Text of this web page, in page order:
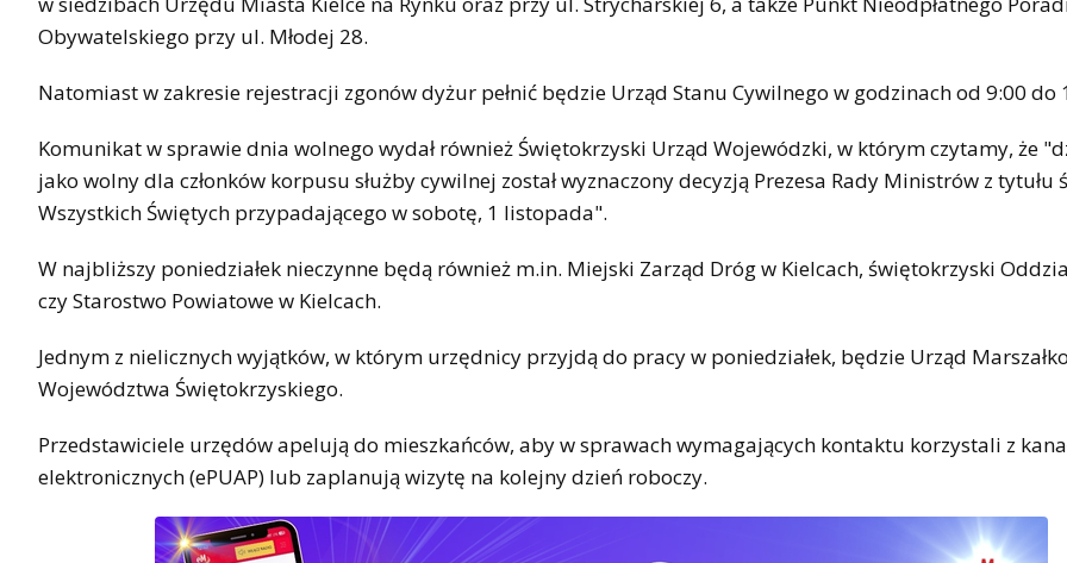
Obywatelskiego przy ul. Młodej 28.
Natomiast w zakresie rejestracji zgonów dyżur pełnić będzie Urząd Stanu Cywilnego w godzinach od 9:00 do
Komunikat w sprawie dnia wolnego wydał również Świętokrzyski Urząd Wojewódzki, w którym czytamy, że
jako wolny dla członków korpusu służby cywilnej został wyznaczony decyzją Prezesa Rady Ministrów z tytułu
Wszystkich Świętych przypadającego w sobotę, 1 listopada".
W najbliższy poniedziałek nieczynne będą również m.in. Miejski Zarząd Dróg w Kielcach, świętokrzyski
czy Starostwo Powiatowe w Kielcach.
Jednym z nielicznych wyjątków, w którym urzędnicy przyjdą do pracy w poniedziałek, będzie Urząd
Województwa Świętokrzyskiego.
Przedstawiciele urzędów apelują do mieszkańców, aby w sprawach wymagających kontaktu korzystali z
elektronicznych (ePUAP) lub zaplanują wizytę na kolejny dzień roboczy.